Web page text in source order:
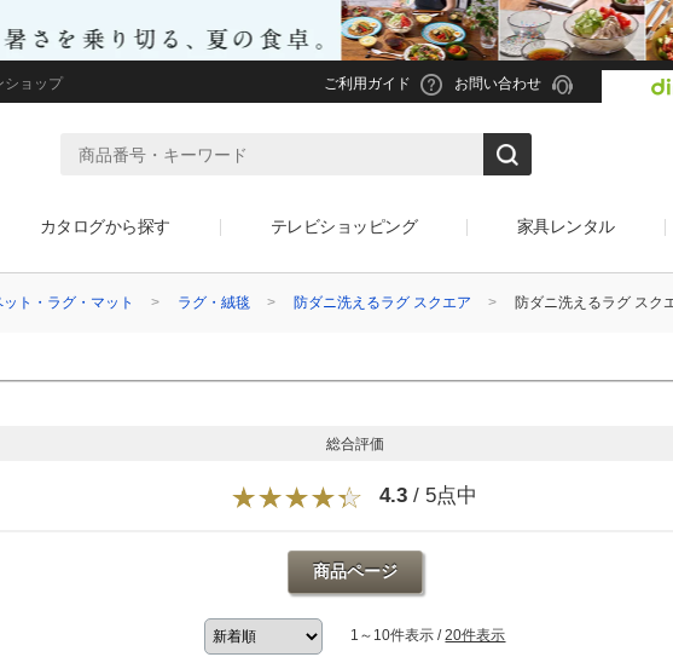
ショップ ご利用ガイド お問い合わせ
カタログから探す テレビショッピング 家具レンタル
ット・ラグ・マット ラグ・絨毯 防ダニ洗えるラグ スクエア 防ダニ洗えるラグ スク
総合評価
4.3 / 5点中
商品ページ
1～10件表示 /20件表示